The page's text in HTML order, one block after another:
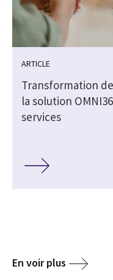
ARTICLE
Transformation
la solution
services
En voir plus